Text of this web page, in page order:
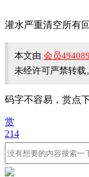
灌水严重清空所有
本文由 会员494089
未经许可严禁转载
码字不容易，赏点
赏
214